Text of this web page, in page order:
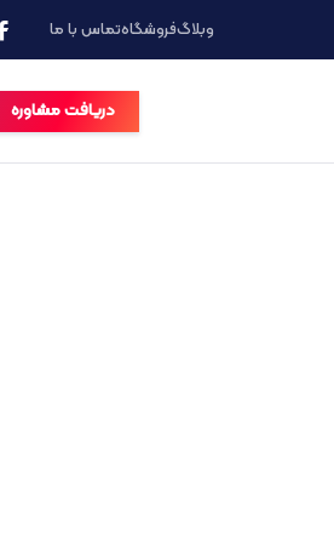
وبلاگفروشگاهتماس با ما
دریافت مشاوره